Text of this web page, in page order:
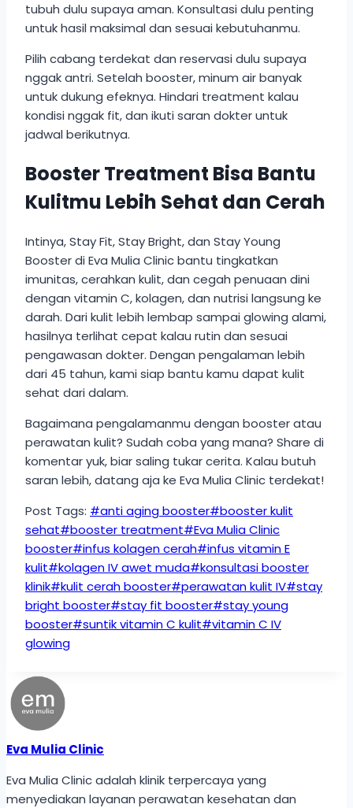
tubuh dulu supaya aman. Konsultasi dulu penting
untuk hasil maksimal dan sesuai kebutuhanmu.
Pilih cabang terdekat dan reservasi dulu supaya
nggak antri. Setelah booster, minum air banyak
untuk dukung efeknya. Hindari treatment kalau
kondisi nggak fit, dan ikuti saran dokter untuk
jadwal berikutnya.
Booster Treatment Bisa Bantu
Kulitmu Lebih Sehat dan Cerah
Intinya, Stay Fit, Stay Bright, dan Stay Young
Booster di Eva Mulia Clinic bantu tingkatkan
imunitas, cerahkan kulit, dan cegah penuaan dini
dengan vitamin C, kolagen, dan nutrisi langsung ke
darah. Dari kulit lebih lembap sampai glowing alami,
hasilnya terlihat cepat kalau rutin dan sesuai
pengawasan dokter. Dengan pengalaman lebih
dari 45 tahun, kami siap bantu kamu dapat kulit
sehat dari dalam.
Bagaimana pengalamanmu dengan booster atau
perawatan kulit? Sudah coba yang mana? Share di
komentar yuk, biar saling tukar cerita. Kalau butuh
saran lebih, datang aja ke Eva Mulia Clinic terdekat!
Post Tags: #anti aging booster#booster kulit
sehat#booster treatment#Eva Mulia Clinic
booster#infus kolagen cerah#infus vitamin E
kulit#kolagen IV awet muda#konsultasi booster
klinik#kulit cerah booster#perawatan kulit IV#stay
bright booster#stay fit booster#stay young
booster#suntik vitamin C kulit#vitamin C IV
glowing
Eva Mulia Clinic
Eva Mulia Clinic adalah klinik terpercaya yang
menyediakan layanan perawatan kesehatan dan